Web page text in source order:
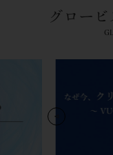
グロー